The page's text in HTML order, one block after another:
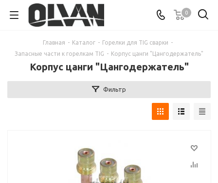
0
Главная - Каталог - Горелки для TIG сварки -
Запасные части к горелкам TIG - Корпус цанги "Цангодержатель"
Корпус цанги "Цангодержатель"
Фильтр